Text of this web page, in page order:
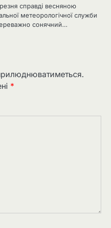
справді весняною
метеорологічної служби
сонячний…
*